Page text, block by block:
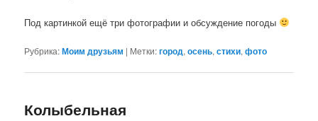
Под картинкой ещё три фотографии и обсуждение погоды
Рубрика:Моим друзьям | Метки:город,осень,стихи,фото
Колыбельная